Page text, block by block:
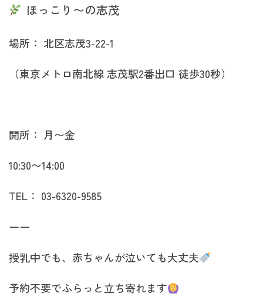
ほっこり〜の志茂
場所： 北区志茂3-22-1
（東京メトロ南北線 志茂駅2番出口 徒歩30秒）
開所： 月〜金
10:30〜14:00
TEL： 03-6320-9585
ーー
授乳中でも、赤ちゃんが泣いても大丈夫
予約不要でふらっと立ち寄れます